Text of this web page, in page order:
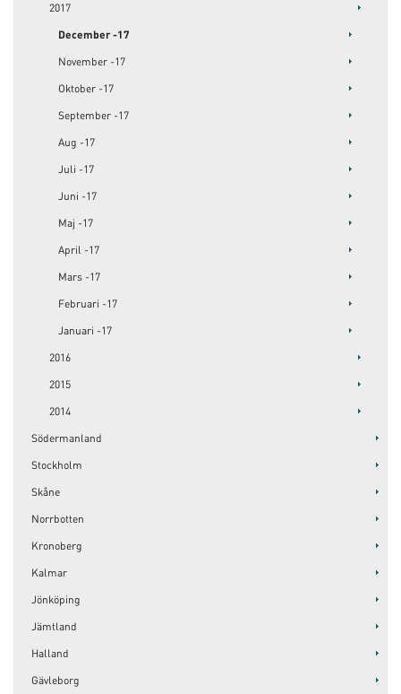
2017
December -17
November -17
Oktober -17
September -17
Aug -17
Juli -17
Juni -17
Maj -17
April -17
Mars -17
Februari -17
Januari -17
2016
2015
2014
Södermanland
Stockholm
Skåne
Norrbotten
Kronoberg
Kalmar
Jönköping
Jämtland
Halland
Gävleborg